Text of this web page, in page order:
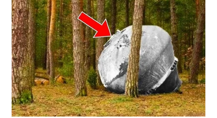
SELATAN
WN
TANJUNG
LESUNG
WN
KARO
WN